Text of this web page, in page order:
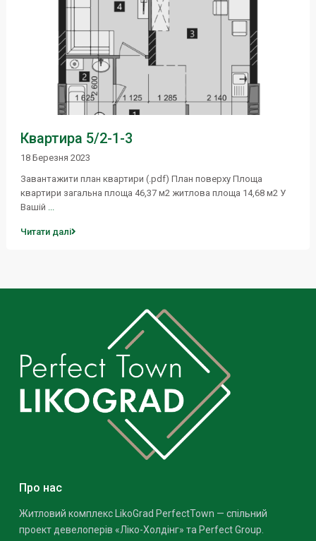
Квартира 5/2-1-3
18 Березня 2023
Завантажити план квартири (.pdf) План поверху Площа
квартири загальна площа 46,37 м2 житлова площа 14,68 м2 У
Вашій
Читати далі
Про нас
Житловий комплекс LikoGrad PerfectTown — спільний
проект девелоперів «Ліко-Холдінг» та Perfect Group.